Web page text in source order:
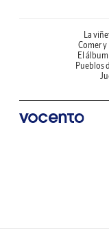
La
Comer
El
Pueblos